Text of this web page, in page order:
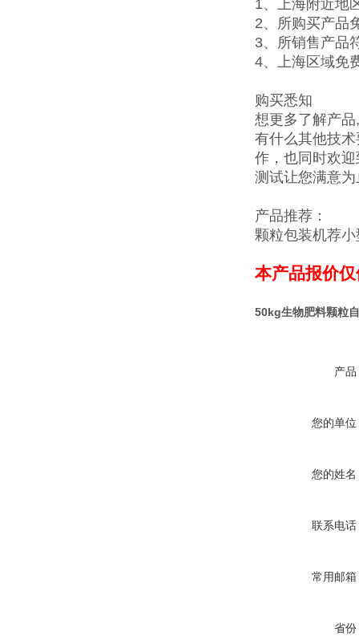
1、上海附近地
2、所购买产品
3、所销售产品
4、
上海区域
购买悉知
想更多了解产
有什么其他技
作，也同时欢
测试让您满意为
产品推荐：
颗粒包装机荐小
本产品报价
50kg生物肥料颗粒
产品
您的单位
您的姓名
联系电话
常用邮箱
省份